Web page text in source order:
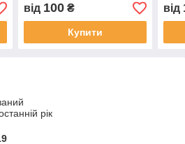
від 100₴
Купити
від
рік